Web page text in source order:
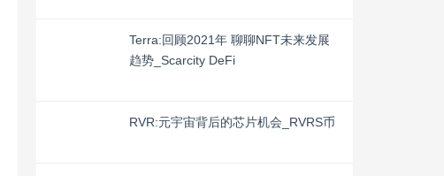
Terra:回顾2021年 聊聊NFT未来发展
趋势_Scarcity DeFi
RVR:元宇宙背后的芯片机会_RVRS币